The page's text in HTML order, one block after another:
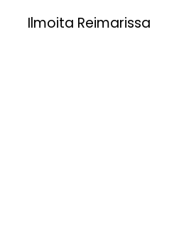
Ilmoita Reimarissa